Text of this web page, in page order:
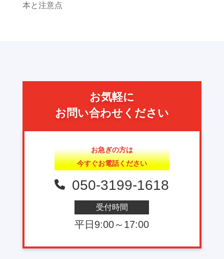
本と注意点
お気軽に
お問い合わせください
お急ぎの方は
今すぐお電話ください
050-3199-1618
受付時間
平日9:00～17:00